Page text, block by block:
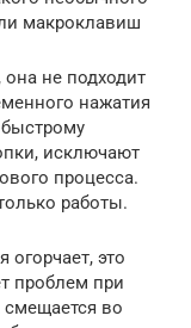
макроклавиш
не подходит
нажатия
исключают
процесса.
работы.
это
проблем при
во